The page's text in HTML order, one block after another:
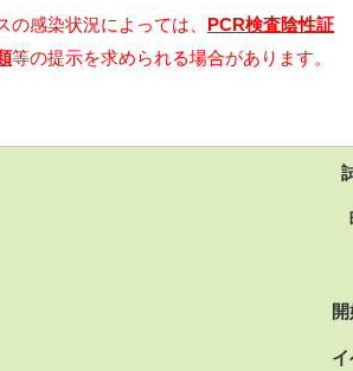
感染状況によっては、 PCR検査陰性証
等の提示を求められる場合があります。